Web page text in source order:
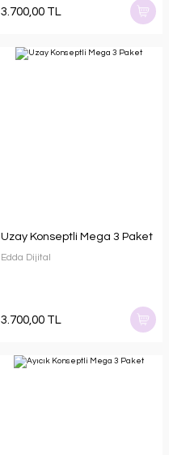
3.700,00 TL
Uzay Konseptli Mega 3 Paket
Edda Dijital
3.700,00 TL